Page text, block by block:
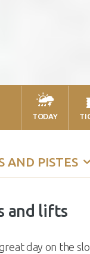
TODAY
AND PISTES
and lifts
day on the